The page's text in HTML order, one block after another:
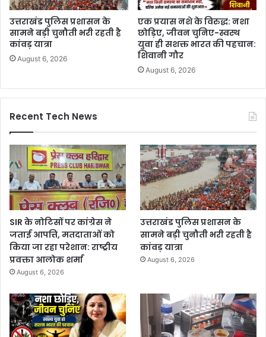
उत्तराखंड पुलिस प्रशासन के
सामने बड़ी चुनौती भरी रहती है
कांवड़ यात्रा
August 6, 2026
एक प्रयास नशे के विरुद्ध: नशा
छोड़िए, जीवन चुनिए-स्वस्थ
युवा ही सशक्त भारत की पहचान:
शिवानी गौर
August 6, 2026
Recent Tech News
SIR के नोटिसों पर कांग्रेस ने
जताई आपत्ति, मतदाताओं को
किया जा रहा परेशान: राष्ट्रीय
प्रवक्ता आलोक शर्मा
August 6, 2026
उत्तराखंड पुलिस प्रशासन के
सामने बड़ी चुनौती भरी रहती है
कांवड़ यात्रा
August 6, 2026